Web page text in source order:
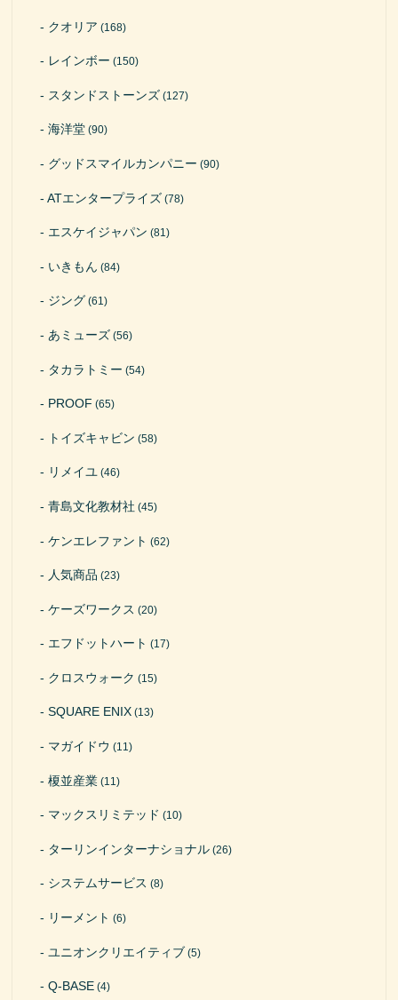
クオリア (168)
レインボー (150)
スタンドストーンズ (127)
海洋堂 (90)
グッドスマイルカンパニー (90)
ATエンタープライズ (78)
エスケイジャパン (81)
いきもん (84)
ジング (61)
あミューズ (56)
タカラトミー (54)
PROOF (65)
トイズキャビン (58)
リメイユ (46)
青島文化教材社 (45)
ケンエレファント (62)
人気商品 (23)
ケーズワークス (20)
エフドットハート (17)
クロスウォーク (15)
SQUARE ENIX (13)
マガイドウ (11)
榎並産業 (11)
マックスリミテッド (10)
ターリンインターナショナル (26)
システムサービス (8)
リーメント (6)
ユニオンクリエイティブ (5)
Q-BASE (4)